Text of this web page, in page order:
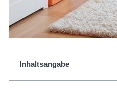
Inhaltsangabe